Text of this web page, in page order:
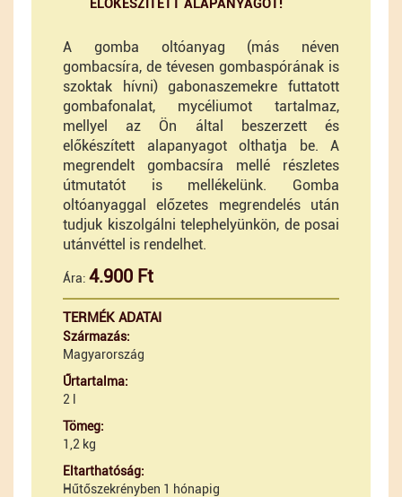
ELŐKÉSZÍTETT ALAPANYAGOT!
A gomba oltóanyag (más néven
gombacsíra, de tévesen gombaspórának is
szoktak hívni) gabonaszemekre futtatott
gombafonalat, mycéliumot tartalmaz,
mellyel az Ön által beszerzett és
előkészített alapanyagot olthatja be. A
megrendelt gombacsíra mellé részletes
útmutatót is mellékelünk. Gomba
oltóanyaggal előzetes megrendelés után
tudjuk kiszolgálni telephelyünkön, de posai
utánvéttel is rendelhet.
Ára: 4.900 Ft
TERMÉK ADATAI
Származás:
Magyarország
Űrtartalma:
2 l
Tömeg:
1,2 kg
Eltarthatóság:
Hűtőszekrényben 1 hónapig